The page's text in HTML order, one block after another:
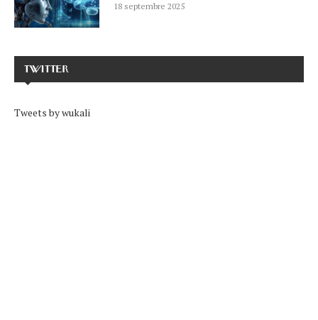
18 septembre 2025
TWITTER
Tweets by wukali